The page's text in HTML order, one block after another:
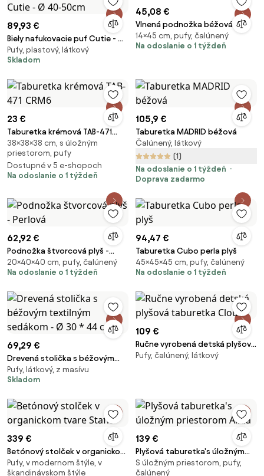
89,93 €
Biely nafukovacie puf Cutie - Ø
40-50cm
Pufy, plastový, látkový
Skladom
45,08 €
Vlnená podnožka béžová
14×45 cm, pufy, čalúnený
Na odoslanie o 1 týždeň
23 €
Taburetka krémová TAB-471
CRM6
38×38×38 cm, s úložným
priestorom, pufy
Dostupné v 5 e-shopoch
Na odoslanie o 1 týždeň
105,9 €
Taburetka MADRID béžová
Čalúnený, látkový
(1)
Na odoslanie o 1 týždeň
Doprava zadarmo
62,92 €
Podnožka štvorcová plyš -
Perlová
20×40×40 cm, pufy, čalúnený
Na odoslanie o 1 týždeň
94,47 €
Taburetka Cubo perla plyš
45×45×45 cm, pufy, čalúnený
Na odoslanie o 1 týždeň
69,29 €
Drevená stolička s béžovým
textilným sedákom - Ø 30 * 44
cm
Pufy, látkový, z masívu
Skladom
109 €
Ručne vyrobená detská plyšová
taburetka Cloud
Pufy, čalúnený, látkový
339 €
Betónový stolček v organickom
tvare Staffa
Pufy, v modernom štýle, v
škandinávskom štýle
139 €
Plyšová taburetka's úložným
priestorom Alida
S úložným priestorom, pufy,
čalúnený